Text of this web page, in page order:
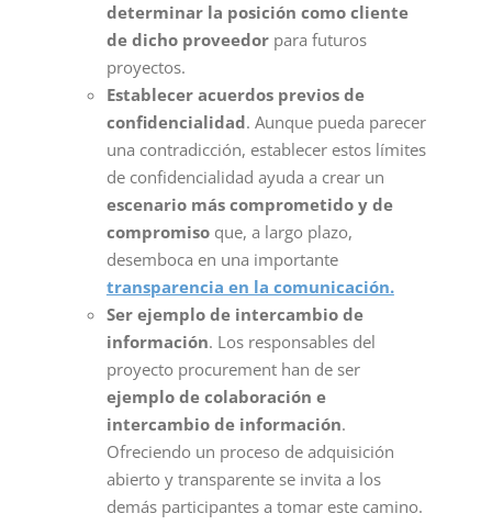
determinar la posición como cliente
de dicho proveedorpara futuros
proyectos.
Establecer acuerdos previos de
confidencialidad. Aunque pueda parecer
una contradicción, establecer estos límites
de confidencialidad ayuda a crear un
escenario más comprometido y de
compromisoque, a largo plazo,
desemboca en una importante
transparencia en la comunicación.
Ser ejemplo de intercambio de
información. Los responsables del
proyecto procurement han de ser
ejemplo de colaboración e
intercambio de información.
Ofreciendo un proceso de adquisición
abierto y transparente se invita a los
demás participantes a tomar este camino.